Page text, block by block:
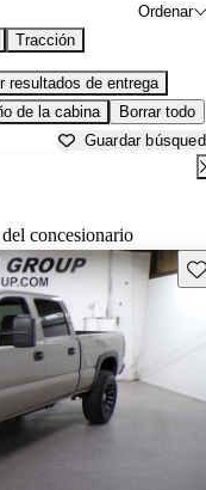
Ordenar
Tracción
resultados de entrega
de la cabina Borrar todo
Guardar
concesionario